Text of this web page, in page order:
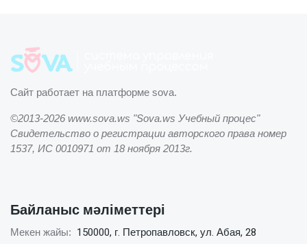
Сайт работает на платформе sova.
©2013-2026 www.sova.ws "Sova.ws Учебный процес"
Свидетельство о регистрации авторского права номер
1537, ИС 0010971 от 18 ноября 2013г.
Байланыс мәліметтері
Мекен жайы: 150000, г. Петропавловск, ул. Абая, 28